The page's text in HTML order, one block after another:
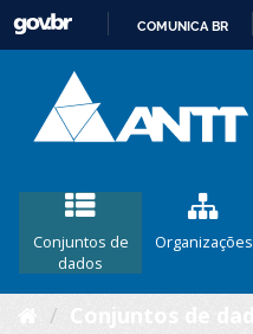
COMUNICA BR
Conjuntos de
dados
Organizações